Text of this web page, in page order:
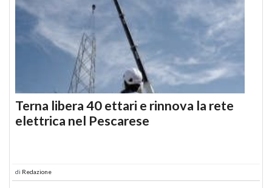
Terna libera 40 ettari e rinnova la rete
elettrica nel Pescarese
di Redazione